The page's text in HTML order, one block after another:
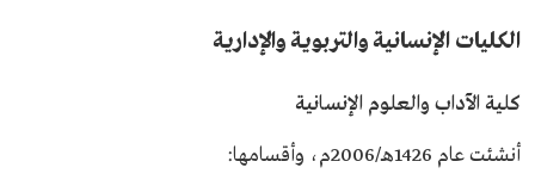
الكليات الإنسانية والتربوية والإدارية
كلية الآداب والعلوم الإنسانية
أنشئت عام 1426هـ/2006م، وأقسامها: